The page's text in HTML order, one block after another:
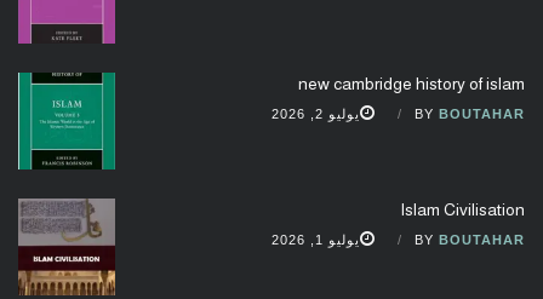
new cambridge history of islam
BY BOUTAHAR يوليو 2, 2026
Islam Civilisation
BY BOUTAHAR يوليو 1, 2026